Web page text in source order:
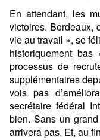
En attendant, les
victoires. Bordeaux,
vie au travail », se
historiquement
processus de
supplémentaires
vois pas
secrétaire fédéral
bien. Sans un
arrivera pas. Et, au